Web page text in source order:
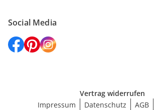
Social Media
Vertrag widerrufen
Impressum
Datenschutz AGB